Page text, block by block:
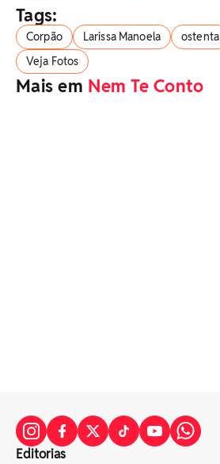
Tags:
Corpão Larissa Manoela ostenta
Veja Fotos
Mais em Nem Te Conto
Editorias